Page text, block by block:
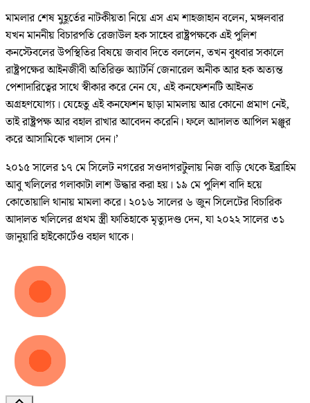
মামলার শেষ মুহূর্তের নাটকীয়তা নিয়ে এস এম শাহজাহান বলেন, মঙ্গলবার
যখন মাননীয় বিচারপতি রেজাউল হক সাহেব রাষ্ট্রপক্ষকে এই পুলিশ
কনস্টেবলের উপস্থিতির বিষয়ে জবাব দিতে বললেন, তখন বুধবার সকালে
রাষ্ট্রপক্ষের আইনজীবী অতিরিক্ত অ্যাটর্নি জেনারেল অনীক আর হক অত্যন্ত
পেশাদারিত্বের সাথে স্বীকার করে নেন যে, এই কনফেশনটি আইনত
অগ্রহণযোগ্য। যেহেতু এই কনফেশন ছাড়া মামলায় আর কোনো প্রমাণ নেই,
তাই রাষ্ট্রপক্ষ আর বহাল রাখার আবেদন করেনি। ফলে আদালত আপিল মঞ্জুর
করে আসামিকে খালাস দেন।’
২০১৫ সালের ১৭ মে সিলেট নগরের সওদাগরটুলায় নিজ বাড়ি থেকে ইব্রাহিম
আবু খলিলের গলাকাটা লাশ উদ্ধার করা হয়। ১৯ মে পুলিশ বাদি হয়ে
কোতোয়ালি থানায় মামলা করে। ২০১৬ সালের ৬ জুন সিলেটের বিচারিক
আদালত খলিলের প্রথম স্ত্রী ফাতিহাকে মৃত্যুদণ্ড দেন, যা ২০২২ সালের ৩১
জানুয়ারি হাইকোর্টেও বহাল থাকে।